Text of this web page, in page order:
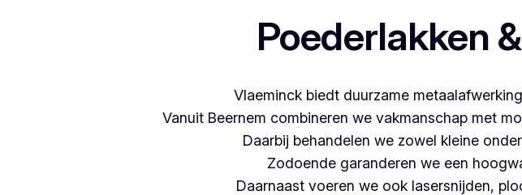
Poederlakken
Vlaeminck biedt duurzame
Vanuit Beernem combineren we vakmanschap met
Daarbij behandelen we zowel kleine
Zodoende garanderen we een
Daarnaast voeren we ook lasersnijden,